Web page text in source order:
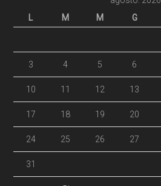
L
M M G
3 4 5 6
10 11 12 13
17 18 19 20
24 25 26 27
31